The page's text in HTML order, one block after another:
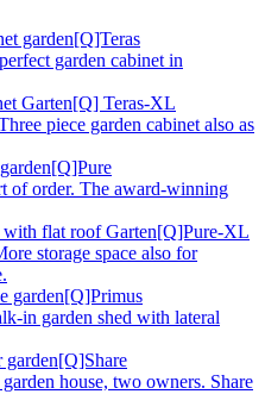
garden cabinet in
piece garden cabinet also as
of order. The award-winning
storage space also for
in garden shed with lateral
house, two owners. Share